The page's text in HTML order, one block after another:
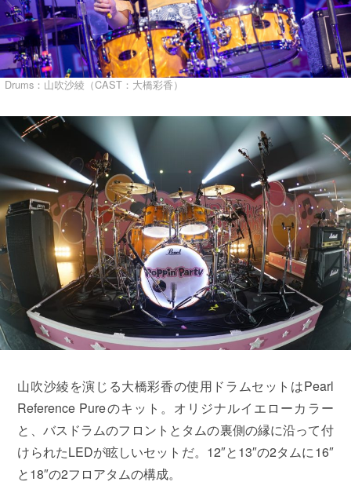
Drums：山吹沙綾（CAST：大橋彩香）
山吹沙綾を演じる大橋彩香の使用ドラムセットはPearl
Reference Pureのキット。オリジナルイエローカラー
と、バスドラムのフロントとタムの裏側の縁に沿って付
けられたLEDが眩しいセットだ。12″と13″の2タムに16″
と18″の2フロアタムの構成。